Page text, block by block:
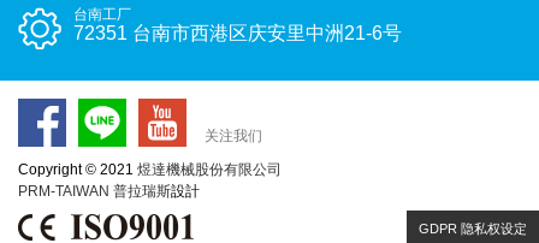
台南工厂
72351 台南市西港区庆安里中洲21-6号
关注我们
Copyright © 2021 煜達機械股份有限公司
PRM-TAIWAN 普拉瑞斯設計
GDPR 隐私权设定